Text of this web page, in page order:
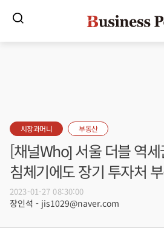
시장과머니 부동산
[채널Who] 서울 더블 역
침체기에도 장기 투자처
2023-01-27 08:30:00
장인석 - jis1029@naver.com